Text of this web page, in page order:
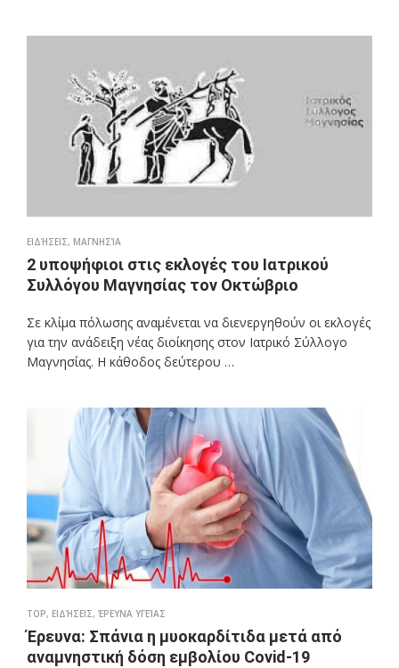
ΕΙΔΉΣΕΙΣ, ΜΑΓΝΗΣΊΑ
2 υποψήφιοι στις εκλογές του Ιατρικού
Συλλόγου Μαγνησίας τον Οκτώβριο
Σε κλίμα πόλωσης αναμένεται να διενεργηθούν οι εκλογές
για την ανάδειξη νέας διοίκησης στον Ιατρικό Σύλλογο
Μαγνησίας. Η κάθοδος δεύτερου …
TOP, ΕΙΔΉΣΕΙΣ, ΈΡΕΥΝΑ ΥΓΕΊΑΣ
Έρευνα: Σπάνια η μυοκαρδίτιδα μετά από
αναμνηστική δόση εμβολίου Covid-19